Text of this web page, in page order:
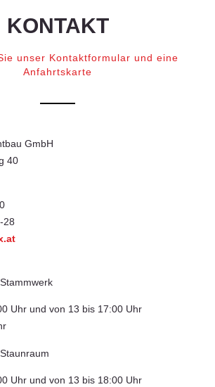
KONTAKT
unser Kontaktformular und eine
Anfahrtskarte
GmbH
40
28
Uhr und von 13 bis 17:00 Uhr
Uhr und von 13 bis 18:00 Uhr